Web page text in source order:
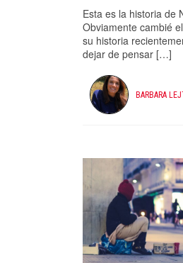
Esta es la historia de
Obviamente cambié
su historia
dejar de pensar […]
BARBARA